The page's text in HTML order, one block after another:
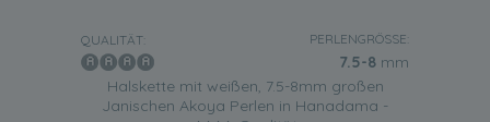
QUALITÄT: PERLENGRÖSSE:
7.5-8 mm
Halskette mit weißen, 7.5-8mm großen
Janischen Akoya Perlen in Hanadama -